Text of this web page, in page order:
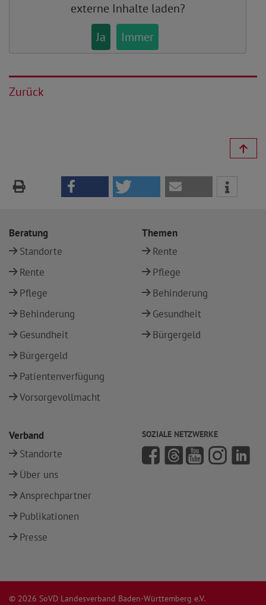
externe Inhalte laden?
Ja
Immer
Zurück
Beratung
Standorte
Rente
Pflege
Behinderung
Gesundheit
Bürgergeld
Patientenverfügung
Vorsorgevollmacht
Themen
Rente
Pflege
Behinderung
Gesundheit
Bürgergeld
Verband
Standorte
Über uns
Ansprechpartner
Publikationen
Presse
SOZIALE NETZWERKE
© 2026 SoVD Landesverband Baden-Württemberg e.V.